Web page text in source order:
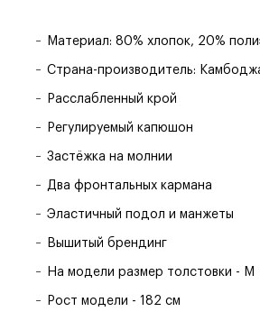
Материал: 80% хлопок, 20%
Страна-производитель:
Расслабленный крой
Регулируемый капюшон
Застёжка на молнии
Два фронтальных кармана
Эластичный подол и манжеты
Вышитый брендинг
На модели размер толстовки - M
Рост модели - 182 см